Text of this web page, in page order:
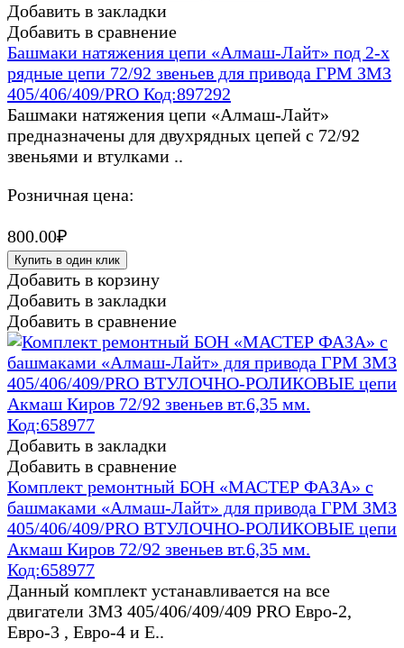
Добавить в закладки
Добавить в сравнение
Башмаки натяжения цепи «Алмаш-Лайт» под 2-х
рядные цепи 72/92 звеньев для привода ГРМ ЗМЗ
405/406/409/PRO Код:897292
Башмаки натяжения цепи «Алмаш-Лайт»
предназначены для двухрядных цепей с 72/92
звеньями и втулками ..
Розничная цена:
800.00₽
Купить в один клик
Добавить в корзину
Добавить в закладки
Добавить в сравнение
Добавить в закладки
Добавить в сравнение
Комплект ремонтный БОН «МАСТЕР ФАЗА» с
башмаками «Алмаш-Лайт» для привода ГРМ ЗМЗ
405/406/409/PRO ВТУЛОЧНО-РОЛИКОВЫЕ цепи
Акмаш Киров 72/92 звеньев вт.6,35 мм.
Код:658977
Данный комплект устанавливается на все
двигатели ЗМЗ 405/406/409/409 PRO Евро-2,
Евро-3 , Евро-4 и Е..